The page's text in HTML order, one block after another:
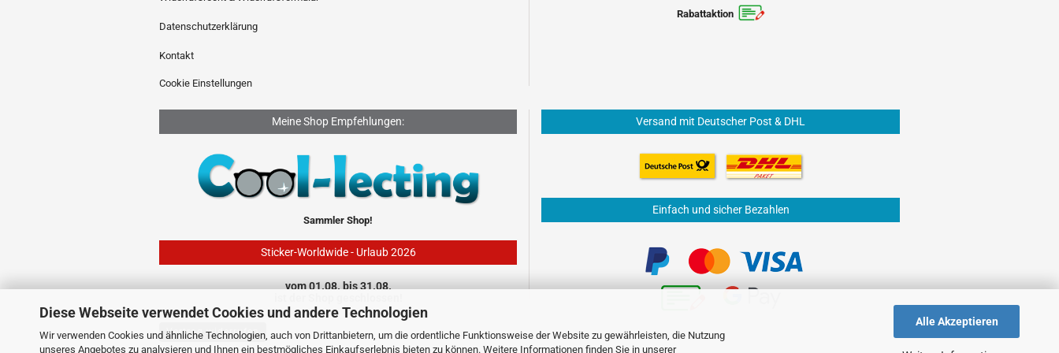
Diese Webseite verwendet Cookies und andere Technologien
Wir verwenden Cookies und ähnliche Technologien, auch von Drittanbietern, um die ordentliche Funktionsweise der Website zu gewährleisten, die Nutzung
unseres Angebotes zu analysieren und Ihnen ein bestmögliches Einkaufserlebnis bieten zu können. Weitere Informationen finden Sie in unserer
Alle Akzeptieren
Datenschutzerklärung
Kontakt
Cookie Einstellungen
Rabattaktion
Meine Shop Empfehlungen:
Sammler Shop!
Sticker-Worldwide - Urlaub 2026
vom 01.08. bis 31.08.
Versand mit Deutscher Post & DHL
Einfach und sicher Bezahlen
Vertrag widerrufen